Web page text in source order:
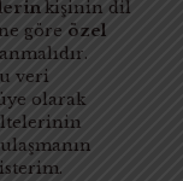
kişinin dil
göre özel
veri
olarak